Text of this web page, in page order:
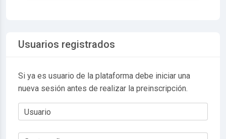
Usuarios registrados
Si ya es usuario de la plataforma debe iniciar una
nueva sesión antes de realizar la preinscripción.
Usuario